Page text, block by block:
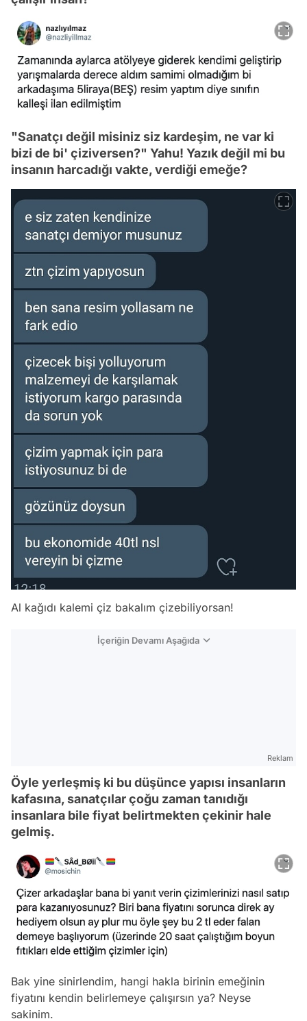
"Sanatçı değil misiniz siz kardeşim, ne var ki
bizi de bi' çiziversen?" Yahu! Yazık değil mi bu
insanın harcadığı vakte, verdiği emeğe?
Al kağıdı kalemi çiz bakalım çizebiliyorsan!
İçeriğin Devamı Aşağıda
Reklam
Öyle yerleşmiş ki bu düşünce yapısı insanların
kafasına, sanatçılar çoğu zaman tanıdığı
insanlara bile fiyat belirtmekten çekinir hale
gelmiş.
Bak yine sinirlendim, hangi hakla birinin emeğinin
fiyatını kendin belirlemeye çalışırsın ya? Neyse
sakinim.